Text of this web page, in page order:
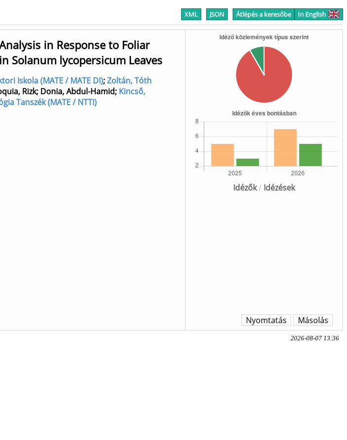
XML JSON Átlépés a keresőbe In English
Idézők/ Idézések
in Response to Foliar
Solanum lycopersicum Leaves
Iskola (MATE / MATE DI);Zoltán, Tóth
Rizk; Donia, Abdul-Hamid; Kincső,
Tanszék (MATE / NTTI)
Másolás
Nyomtatás
2026-08-07 13:36